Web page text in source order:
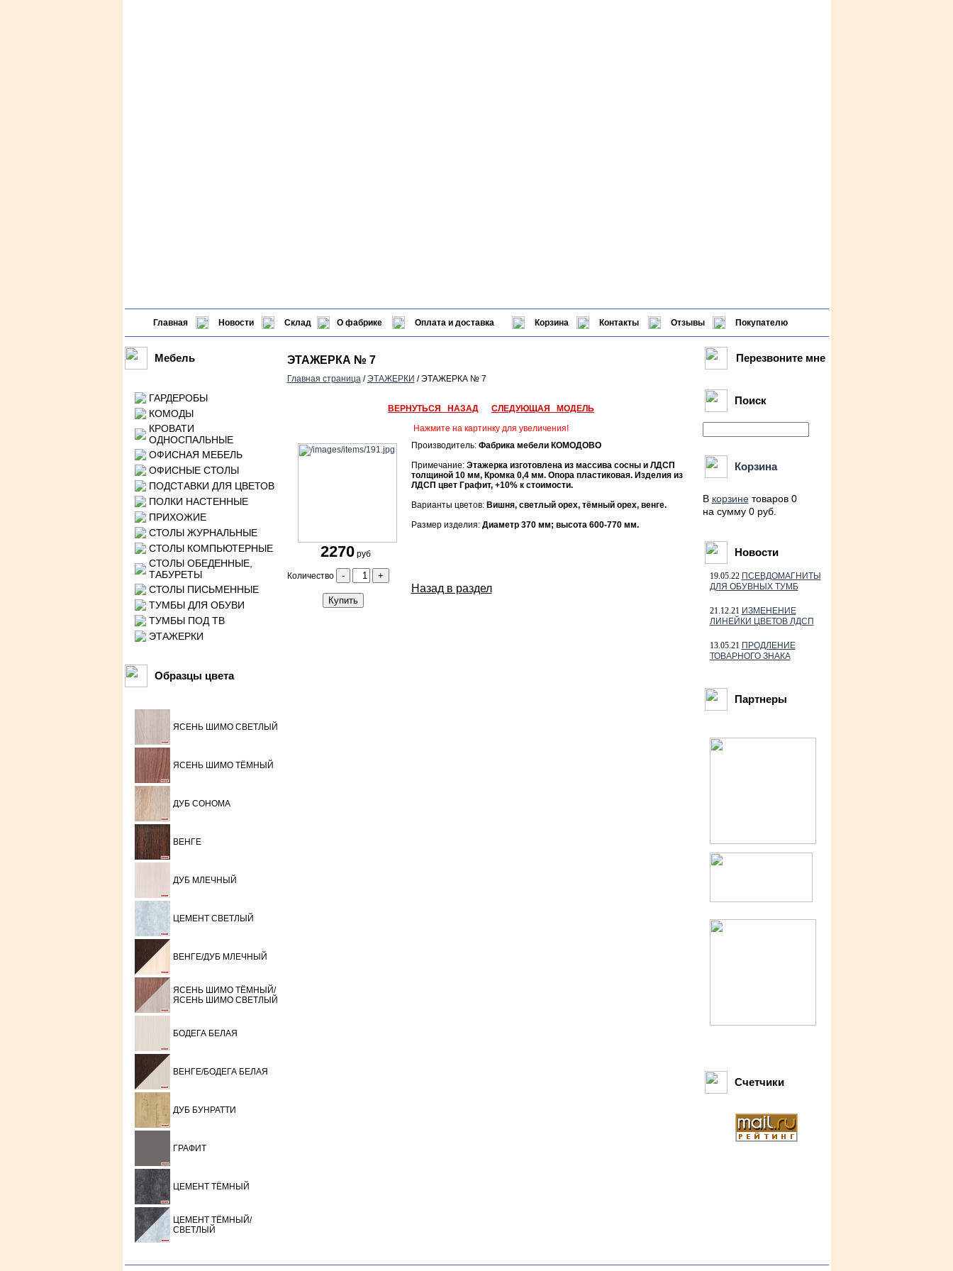
Главная Новости Склад О фабрике Оплата и доставка Корзина Контакты Отзывы Покупателю
Мебель
ГАРДЕРОБЫ
КОМОДЫ
КРОВАТИ
ОДНОСПАЛЬНЫЕ
ОФИСНАЯ МЕБЕЛЬ
ОФИСНЫЕ СТОЛЫ
ПОДСТАВКИ ДЛЯ ЦВЕТОВ
ПОЛКИ НАСТЕННЫЕ
ПРИХОЖИЕ
СТОЛЫ ЖУРНАЛЬНЫЕ
СТОЛЫ КОМПЬЮТЕРНЫЕ
СТОЛЫ ОБЕДЕННЫЕ,
ТАБУРЕТЫ
СТОЛЫ ПИСЬМЕННЫЕ
ТУМБЫ ДЛЯ ОБУВИ
ТУМБЫ ПОД ТВ
ЭТАЖЕРКИ
Образцы цвета
ЯСЕНЬ ШИМО СВЕТЛЫЙ
ЯСЕНЬ ШИМО ТЁМНЫЙ
ДУБ СОНОМА
ВЕНГЕ
ДУБ МЛЕЧНЫЙ
ЦЕМЕНТ СВЕТЛЫЙ
ВЕНГЕ/ДУБ МЛЕЧНЫЙ
ЯСЕНЬ ШИМО ТЁМНЫЙ/
ЯСЕНЬ ШИМО СВЕТЛЫЙ
БОДЕГА БЕЛАЯ
ВЕНГЕ/БОДЕГА БЕЛАЯ
ДУБ БУНРАТТИ
ГРАФИТ
ЦЕМЕНТ ТЁМНЫЙ
ЦЕМЕНТ ТЁМНЫЙ/
СВЕТЛЫЙ
ЭТАЖЕРКА № 7
Главная страница/ЭТАЖЕРКИ / ЭТАЖЕРКА № 7
ВЕРНУТЬСЯ НАЗАД
СЛЕДУЮЩАЯ МОДЕЛЬ
Нажмите на картинку для увеличения!
2270руб
Количество - +
Купить
Производитель: Фабрика мебели КОМОДОВО
Примечание: Этажерка изготовлена из массива сосны и ЛДСП
толщиной 10 мм, Кромка 0,4 мм. Опора пластиковая. Изделия из
ЛДСП цвет Графит, +10% к стоимости.
Варианты цветов: Вишня, светлый орех, тёмный орех, венге.
Размер изделия: Диаметр 370 мм; высота 600-770 мм.
Назад в раздел
Перезвоните мне
Поиск
Корзина
В корзинетоваров 0
на сумму 0 руб.
Новости
19.05.22 ПСЕВДОМАГНИТЫ
ДЛЯ ОБУВНЫХ ТУМБ
21.12.21 ИЗМЕНЕНИЕ
ЛИНЕЙКИ ЦВЕТОВ ЛДСП
13.05.21 ПРОДЛЕНИЕ
ТОВАРНОГО ЗНАКА
Партнеры
Счетчики